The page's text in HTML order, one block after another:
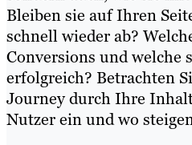
Bleiben sie auf Ihren
schnell wieder ab?
Conversions und welche
erfolgreich? Betrachten
Journey durch Ihre
Nutzer ein und wo